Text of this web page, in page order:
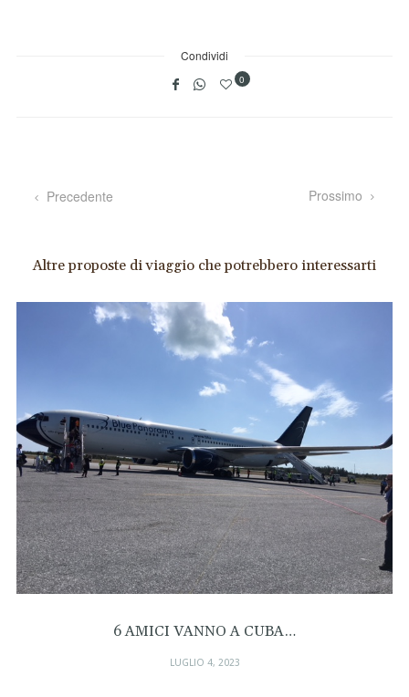
Condividi
0
Precedente Prossimo
Altre proposte di viaggio che potrebbero interessarti
6 AMICI VANNO A CUBA…
LUGLIO 4, 2023